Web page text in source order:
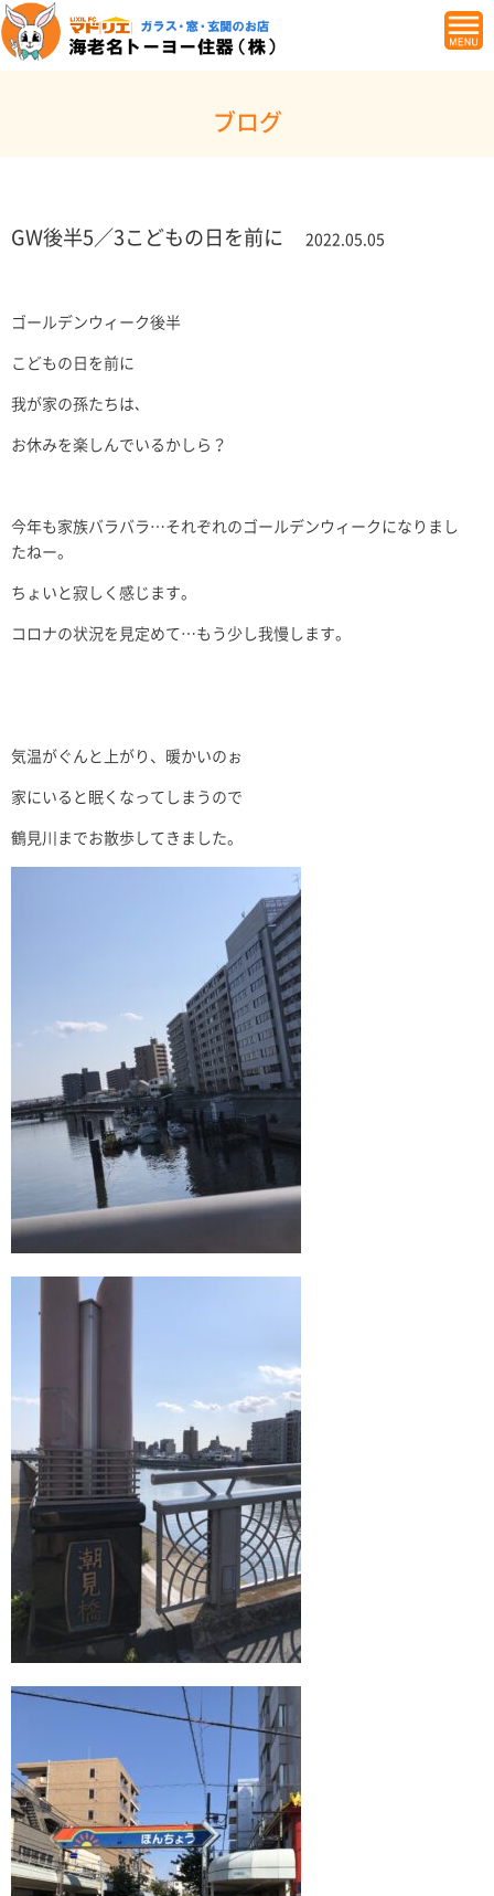
ブログ
GW後半5／3こどもの日を前に 2022.05.05
ゴールデンウィーク後半
こどもの日を前に
我が家の孫たちは､
お休みを楽しんでいるかしら？
今年も家族バラバラ…それぞれのゴールデンウィークになりまし
たねー。
ちょいと寂しく感じます。
コロナの状況を見定めて…もう少し我慢します。
気温がぐんと上がり、暖かいのぉ
家にいると眠くなってしまうので
鶴見川までお散歩してきました。